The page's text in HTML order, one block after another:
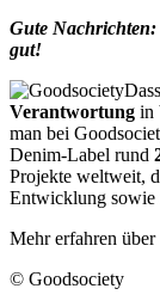
Gute Nachrichten:
gut!
Verantwortung in
man bei
Denim-Label rund
Projekte weltweit,
Entwicklung sowie
Mehr erfahren über
© Goodsociety